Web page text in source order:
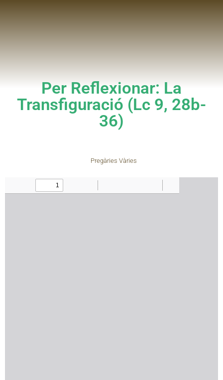
Per Reflexionar: La
Transfiguració (Lc 9, 28b-
36)
Pregàries Vàries